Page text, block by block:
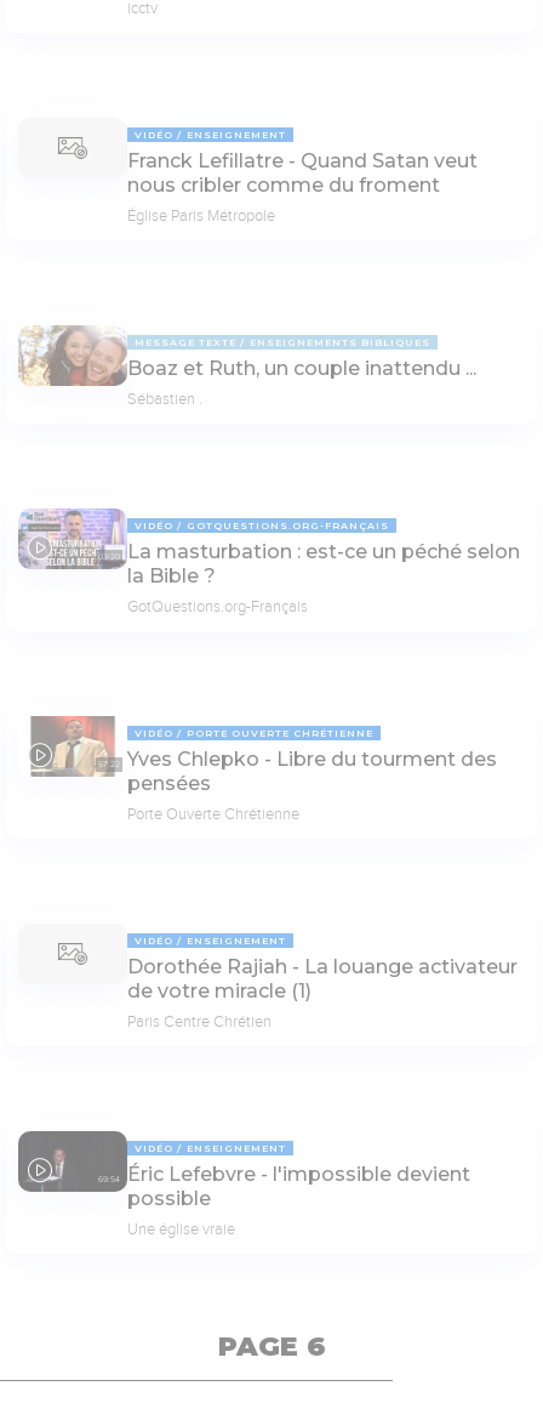
icctv
VIDÉO ENSEIGNEMENT
Franck Lefillatre - Quand Satan veut
nous cribler comme du froment
Église Paris Métropole
MESSAGE TEXTE ENSEIGNEMENTS BIBLIQUES
Boaz et Ruth, un couple inattendu ...
Sébastien .
03:20
VIDÉO GOTQUESTIONS.ORG-FRANÇAIS
La masturbation : est-ce un péché selon
la Bible ?
GotQuestions.org-Français
57:22
VIDÉO PORTE OUVERTE CHRÉTIENNE
Yves Chlepko - Libre du tourment des
pensées
Porte Ouverte Chrétienne
VIDÉO ENSEIGNEMENT
Dorothée Rajiah - La louange activateur
de votre miracle (1)
Paris Centre Chrétien
69:54
VIDÉO ENSEIGNEMENT
Éric Lefebvre - l'impossible devient
possible
Une église vraie
PAGE 6